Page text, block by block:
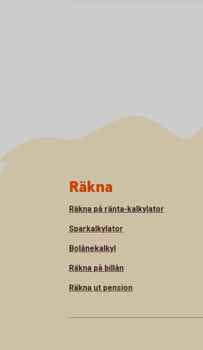
Räkna
Räkna på ränta-kalkylator
Sparkalkylator
Bolånekalkyl
Räkna på billån
Räkna ut pension